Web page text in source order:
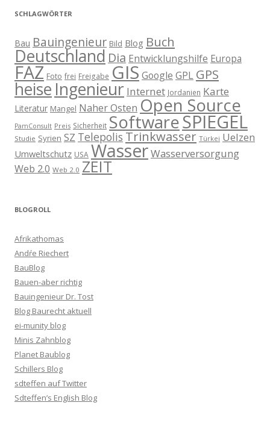
SCHLAGWÖRTER
Bau Bauingenieur Bild Blog Buch
Deutschland Dia Entwicklungshilfe Europa
FAZ Foto frei Freigabe GIS Google GPL GPS
heise Ingenieur Internet Jordanien Karte
Literatur Mangel Naher Osten Open Source
PamConsult Preis Sicherheit SoftwareSPIEGEL
Studie Syrien SZ Telepolis Trinkwasser Türkei Uelzen
Umweltschutz USA WasserWasserversorgung
Web 2.0 Web 2.0 ZEIT
BLOGROLL
Afrikathomas
Andŕe Riechert
BauBlog
Bauen-aber richtig
Bauingenieur Dr. Tost
Blog Baurecht aktuell
ei-munity blog
Minis Zahnblog
Planet Baublog
Schillers Blog
sdteffen auf Twitter
Sdteffen’s English Blog